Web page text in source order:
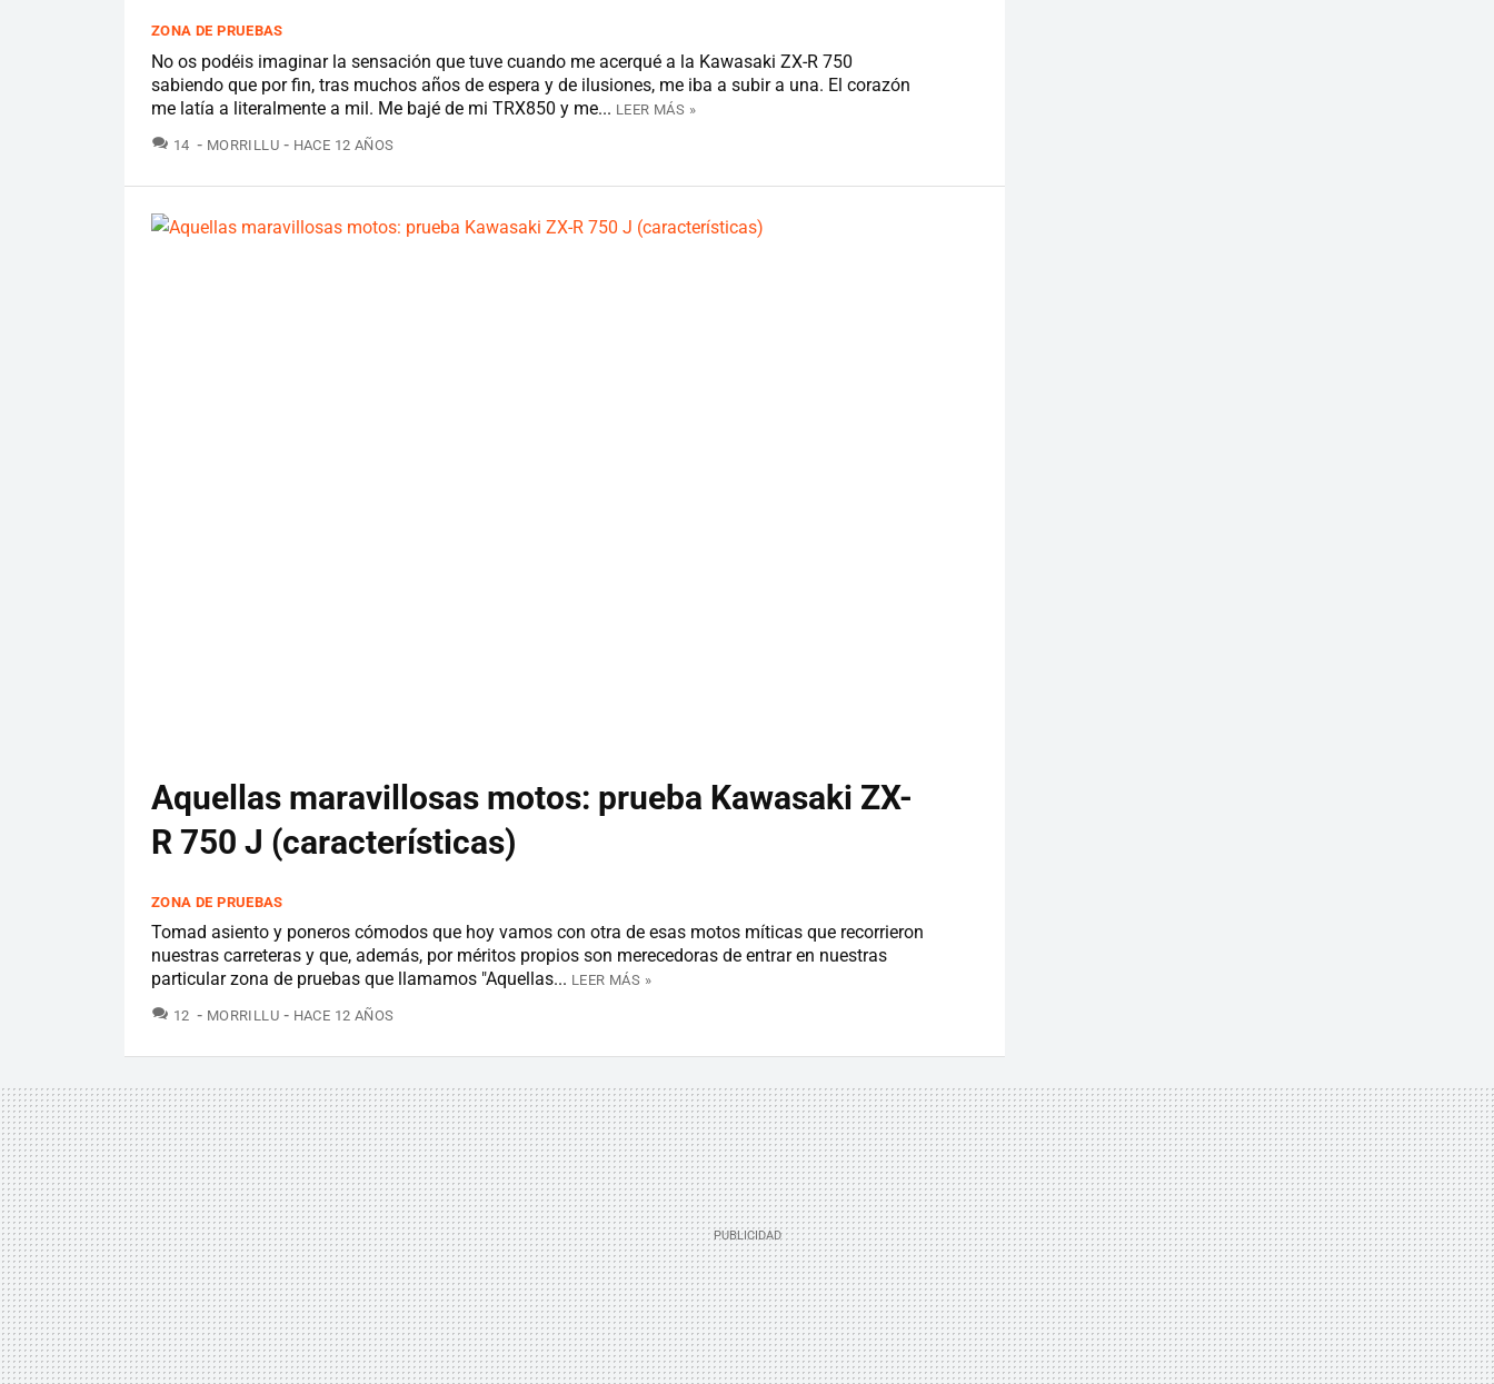
ZONA DE PRUEBAS
No os podéis imaginar la sensación que tuve cuando me acerqué a la Kawasaki ZX-R 750
sabiendo que por fin, tras muchos años de espera y de ilusiones, me iba a subir a una. El corazón
me latía a literalmente a mil. Me bajé de mi TRX850 y me... LEER MÁS »
14 COMENTARIOS
MORRILLU HACE 12 AÑOS
Aquellas maravillosas motos: prueba Kawasaki ZX-
R 750 J (características)
ZONA DE PRUEBAS
Tomad asiento y poneros cómodos que hoy vamos con otra de esas motos míticas que recorrieron
nuestras carreteras y que, además, por méritos propios son merecedoras de entrar en nuestras
particular zona de pruebas que llamamos "Aquellas... LEER MÁS »
12 COMENTARIOS
MORRILLU HACE 12 AÑOS